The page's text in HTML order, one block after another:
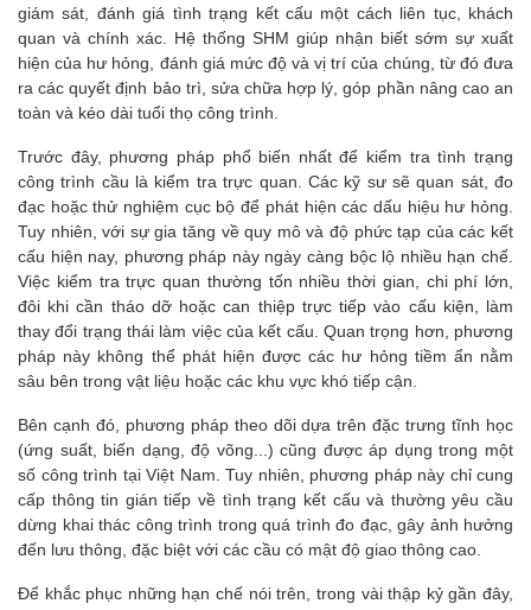
giám sát, đánh giá tình trạng kết cấu một cách liên tục, khách
quan và chính xác. Hệ thống SHM giúp nhận biết sớm sự xuất
hiện của hư hỏng, đánh giá mức độ và vị trí của chúng, từ đó đưa
ra các quyết định bảo trì, sửa chữa hợp lý, góp phần nâng cao an
toàn và kéo dài tuổi thọ công trình.
Trước đây, phương pháp phổ biến nhất để kiểm tra tình trạng
công trình cầu là kiểm tra trực quan. Các kỹ sư sẽ quan sát, đo
đạc hoặc thử nghiệm cục bộ để phát hiện các dấu hiệu hư hỏng.
Tuy nhiên, với sự gia tăng về quy mô và độ phức tạp của các kết
cấu hiện nay, phương pháp này ngày càng bộc lộ nhiều hạn chế.
Việc kiểm tra trực quan thường tốn nhiều thời gian, chi phí lớn,
đôi khi cần tháo dỡ hoặc can thiệp trực tiếp vào cấu kiện, làm
thay đổi trạng thái làm việc của kết cấu. Quan trọng hơn, phương
pháp này không thể phát hiện được các hư hỏng tiềm ẩn nằm
sâu bên trong vật liệu hoặc các khu vực khó tiếp cận.
Bên cạnh đó, phương pháp theo dõi dựa trên đặc trưng tĩnh học
(ứng suất, biến dạng, độ võng...) cũng được áp dụng trong một
số công trình tại Việt Nam. Tuy nhiên, phương pháp này chỉ cung
cấp thông tin gián tiếp về tình trạng kết cấu và thường yêu cầu
dừng khai thác công trình trong quá trình đo đạc, gây ảnh hưởng
đến lưu thông, đặc biệt với các cầu có mật độ giao thông cao.
Để khắc phục những hạn chế nói trên, trong vài thập kỷ gần đây,